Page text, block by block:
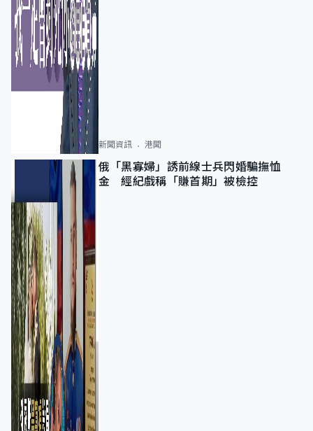
新聞資訊 港聞
俄「黑寡婦」誘前線士兵閃婚騙撫恤
金 經紀戲稱「賺首期」被檢控